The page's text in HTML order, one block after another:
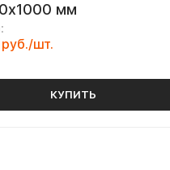
мм
руб./шт.
КУПИТЬ